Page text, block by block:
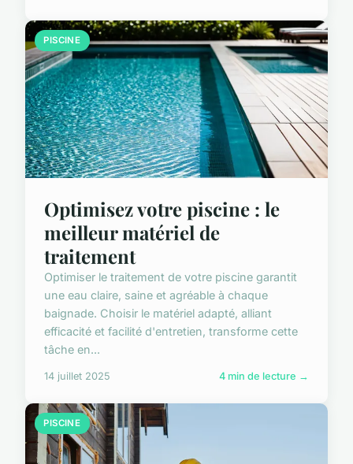
PISCINE
Optimisez votre piscine : le
meilleur matériel de
traitement
Optimiser le traitement de votre piscine garantit
une eau claire, saine et agréable à chaque
baignade. Choisir le matériel adapté, alliant
efficacité et facilité d'entretien, transforme cette
tâche en...
14 juillet 2025 4 min de lecture →
PISCINE